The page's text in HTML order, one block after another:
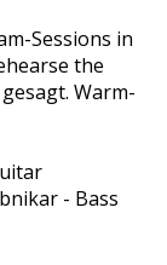
Sessions in
the
Warm-
- Bass